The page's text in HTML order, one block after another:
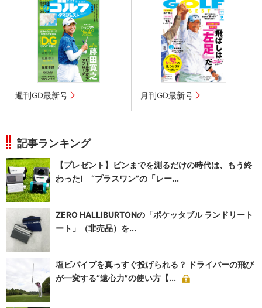
週刊GD最新号 月刊GD最新号
記事ランキング
【プレゼント】ピンまでを測るだけの時代は、もう終
わった! “プラスワン”の「レー...
ZERO HALLIBURTONの「ポケッタブル ランドリート
ート」（非売品）を...
塩ビパイプを真っすぐ投げられる？ ドライバーの飛び
が一変する“遠心力”の使い方【...